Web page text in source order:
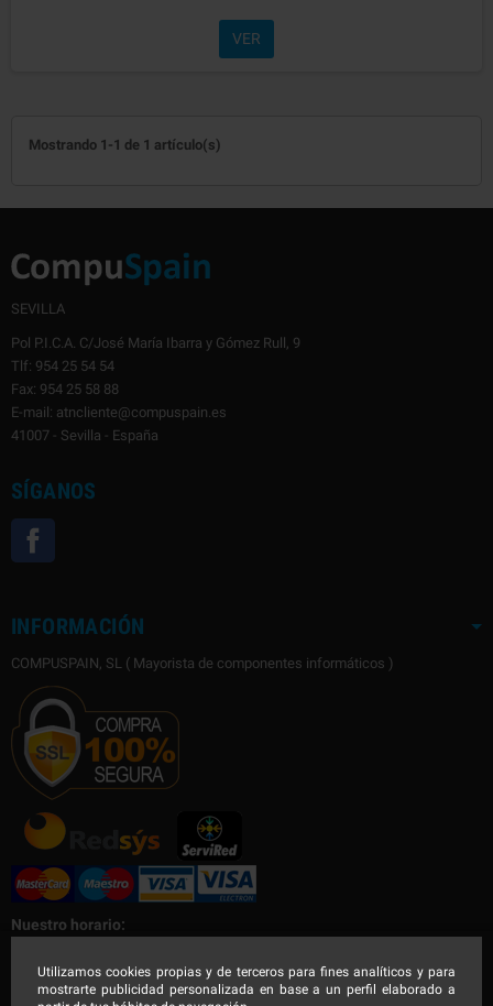
Utilizamos cookies propias y de terceros para fines analíticos y para
mostrarte publicidad personalizada en base a un perfil elaborado a
VER
Mostrando 1-1 de 1 artículo(s)
SEVILLA
Pol P.I.C.A. C/José María Ibarra y Gómez Rull, 9
Tlf: 954 25 54 54
Fax: 954 25 58 88
E-mail: atncliente@compuspain.es
41007 - Sevilla - España
SÍGANOS
INFORMACIÓN
COMPUSPAIN, SL ( Mayorista de componentes informáticos )
Nuestro horario:
Nuestro horario de Lunes a Viernes